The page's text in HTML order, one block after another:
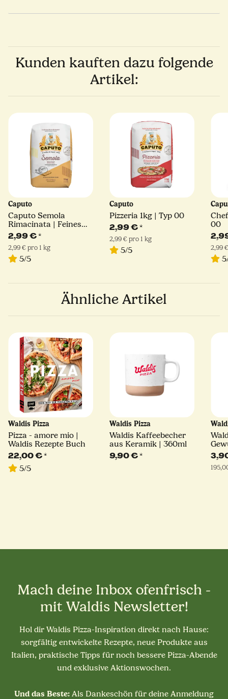
Kunden kauften dazu folgende
Artikel:
Caputo
Caputo Semola
Rimacinata | Feines
Hartweizengrieß | 1kg
2,99 €*
2,99 € pro 1 kg
5/5
Caputo
Pizzeria 1kg | Typ 00
2,99 €*
2,99 € pro 1 kg
5/5
00
2,99
Ähnliche Artikel
Waldis Pizza
Pizza - amore mio |
Waldis Rezepte Buch
22,00 €*
5/5
Waldis Pizza
Waldis Kaffeebecher
aus Keramik | 360ml
9,90 €*
Mach deine Inbox ofenfrisch -
mit Waldis Newsletter!
Hol dir Waldis Pizza-Inspiration direkt nach Hause:
sorgfältig entwickelte Rezepte, neue Produkte aus
Italien, praktische Tipps für noch bessere Pizza-Abende
und exklusive Aktionswochen.
Und das Beste: Als Dankeschön für deine Anmeldung